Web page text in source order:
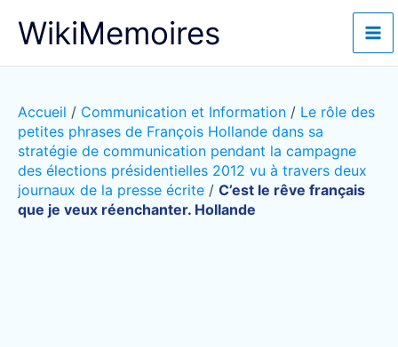
WikiMemoires
Accueil / Communication et Information / Le rôle des
petites phrases de François Hollande dans sa
stratégie de communication pendant la campagne
des élections présidentielles 2012 vu à travers deux
journaux de la presse écrite / C’est le rêve français
que je veux réenchanter. Hollande